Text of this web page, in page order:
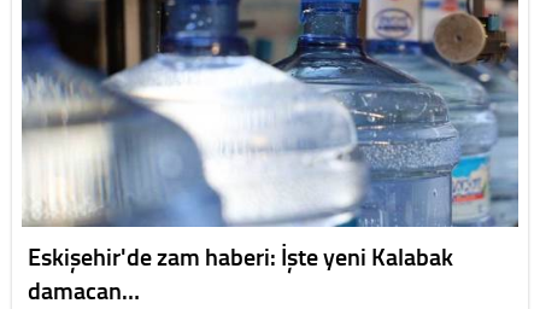
Eskişehir'de zam haberi: İşte yeni Kalabak
damacan…